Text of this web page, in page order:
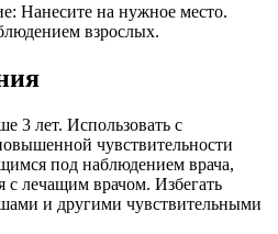
Нанесите на нужное место.
взрослых.
3 лет. Использовать с
чувствительности
под наблюдением врача,
с лечащим врачом. Избегать
и другими чувствительными